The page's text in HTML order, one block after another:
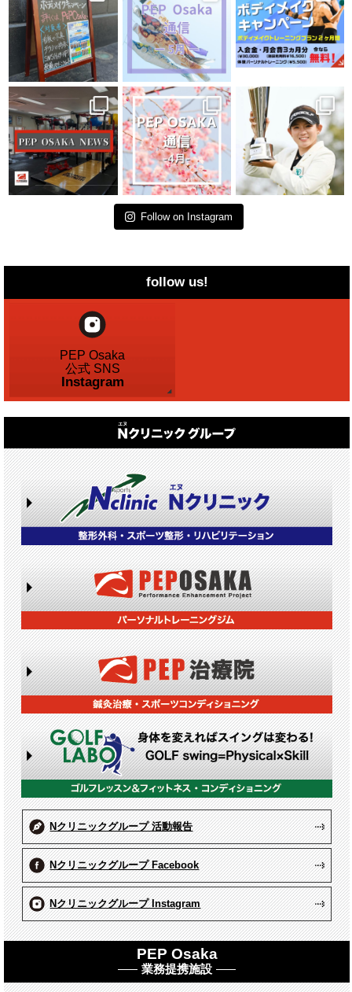
Follow on Instagram
follow us!
PEP Osaka
公式 SNS
Instagram
Nクリニックグループ 活動報告
Nクリニックグループ Facebook
Nクリニックグループ Instagram
PEP Osaka
業務提携施設